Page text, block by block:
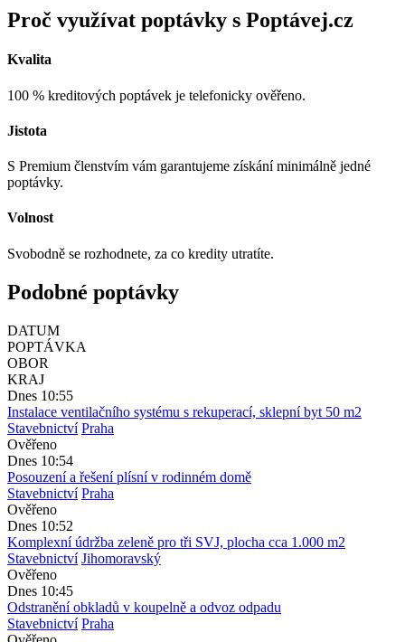
Proč využívat poptávky s Poptávej.cz
Kvalita
100 % kreditových poptávek je telefonicky ověřeno.
Jistota
S Premium členstvím vám garantujeme získání minimálně jedné
poptávky.
Volnost
Svobodně se rozhodnete, za co kredity utratíte.
Podobné poptávky
DATUM
POPTÁVKA
OBOR
KRAJ
Dnes 10:55
Instalace ventilačního systému s rekuperací, sklepní byt 50 m2
Stavebnictví Praha
Ověřeno
Dnes 10:54
Posouzení a řešení plísní v rodinném domě
Stavebnictví Praha
Ověřeno
Dnes 10:52
Komplexní údržba zeleně pro tři SVJ, plocha cca 1.000 m2
Stavebnictví Jihomoravský
Ověřeno
Dnes 10:45
Odstranění obkladů v koupelně a odvoz odpadu
Stavebnictví Praha